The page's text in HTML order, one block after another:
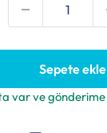
Sepete ekle